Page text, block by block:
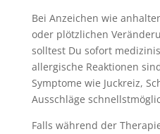
Bei Anzeichen wie
oder plötzlichen
solltest Du sofort
allergische Reaktionen
Symptome wie Juckreiz,
Ausschläge
Falls während der